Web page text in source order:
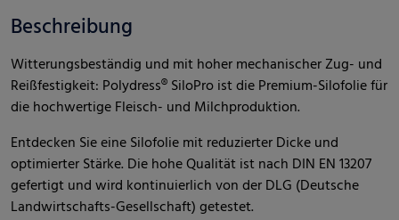
Beschreibung
Witterungsbeständig und mit hoher mechanischer Zug- und
Reißfestigkeit: Polydress® SiloPro ist die Premium-Silofolie für
die hochwertige Fleisch- und Milchproduktion.
Entdecken Sie eine Silofolie mit reduzierter Dicke und
optimierter Stärke. Die hohe Qualität ist nach DIN EN 13207
gefertigt und wird kontinuierlich von der DLG (Deutsche
Landwirtschafts-Gesellschaft) getestet.